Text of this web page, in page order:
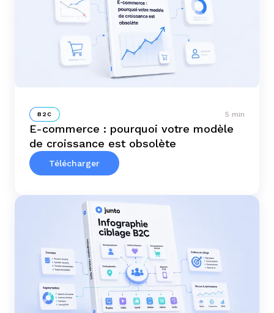
B2C 5 min
E-commerce : pourquoi votre modèle
de croissance est obsolète
Télécharger